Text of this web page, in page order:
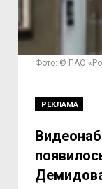
Фото: © ПАО
РЕКЛАМА